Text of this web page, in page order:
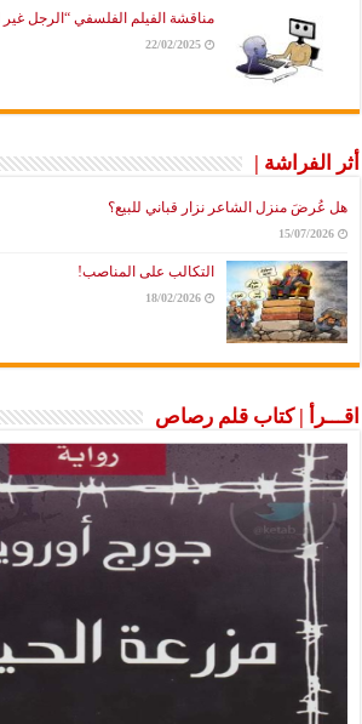
مناقشة الفيلم الفلسفي “الرجل غير
22/02/2025
أثر الفراشة |
هل عُرضَ منزل الشاعر نزار قباني للبيع؟
15/07/2026
التكالب على المناصب!
18/02/2026
اقـــرأ | كتاب قلم رصاص